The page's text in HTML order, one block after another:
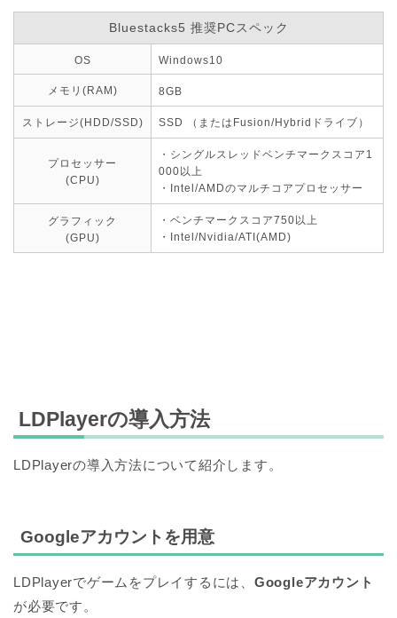
Bluestacks5 推奨PCスペック
OS Windows10
メモリ(RAM) 8GB
ストレージ(HDD/SSD) SSD （またはFusion/Hybridドライブ）
プロセッサー
(CPU)
・シングルスレッドベンチマークスコア1
000以上
・Intel/AMDのマルチコアプロセッサー
グラフィック
(GPU)
・ベンチマークスコア750以上
・Intel/Nvidia/ATI(AMD)
LDPlayerの導入方法
LDPlayerの導入方法について紹介します。
Googleアカウントを用意
LDPlayerでゲームをプレイするには、 Googleアカウント
が必要です。